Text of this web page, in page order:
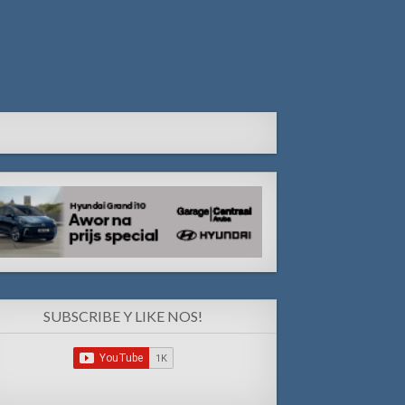
SUBSCRIBE Y LIKE NOS!